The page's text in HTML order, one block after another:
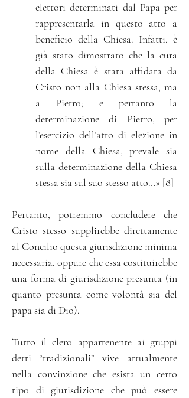
elettori determinati dal Papa per
rappresentarla in questo atto a
beneficio della Chiesa. Infatti, è
già stato dimostrato che la cura
della Chiesa è stata affidata da
Cristo non alla Chiesa stessa, ma
a Pietro; e pertanto la
determinazione di Pietro, per
l’esercizio dell’atto di elezione in
nome della Chiesa, prevale sia
sulla determinazione della Chiesa
stessa sia sul suo stesso atto…» [8]
Pertanto, potremmo concludere che
Cristo stesso supplirebbe direttamente
al Concilio questa giurisdizione minima
necessaria, oppure che essa costituirebbe
una forma di giurisdizione presunta (in
quanto presunta come volontà sia del
papa sia di Dio).
Tutto il clero appartenente ai gruppi
detti “tradizionali” vive attualmente
nella convinzione che esista un certo
tipo di giurisdizione che può essere